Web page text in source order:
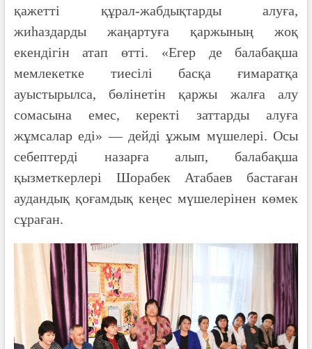
қажетті құрал-жабдықтарды алуға,
жиһаздарды жаңартуға қаржының жоқ
екендігін атап өтті. «Егер де балабақша
мемлекетке тиесілі басқа ғимаратқа
ауыстырылса, бөлінетін қаржы жалға алу
сомасына емес, керекті заттарды алуға
жұмсалар еді» — дейді ұжым мүшелері. Осы
себептерді назарға алып, балабақша
қызметкерлері Шорабек Атабаев бастаған
аудандық қоғамдық кеңес мүшелерінен көмек
сұраған.